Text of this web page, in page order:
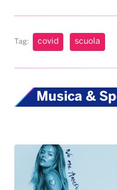
Tag: covid scuola
Musica &